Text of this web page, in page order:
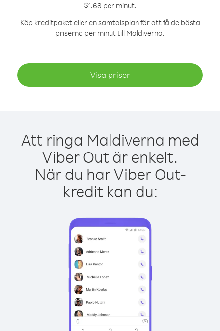
$1.68 per minut.
Köp kreditpaket eller en samtalsplan för att få de bästa
priserna per minut till Maldiverna.
Visa priser
Att ringa Maldiverna med
Viber Out är enkelt.
När du har Viber Out-
kredit kan du: